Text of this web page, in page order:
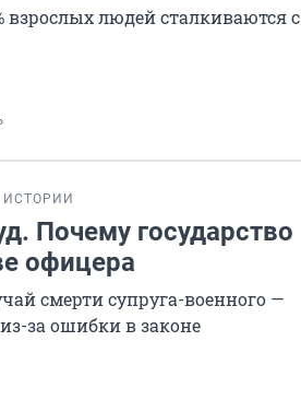
взрослых людей сталкиваются с
ИСТОРИИ
Почему государство
офицера
смерти супруга-военного —
за ошибки в законе